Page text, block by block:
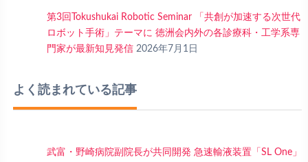
第3回Tokushukai Robotic Seminar 「共創が加速する次世代
ロボット手術」テーマに 徳洲会内外の各診療科・工学系専
門家が最新知見発信 2026年7月1日
よく読まれている記事
武富・野崎病院副院長が共同開発 急速輸液装置「SL One」